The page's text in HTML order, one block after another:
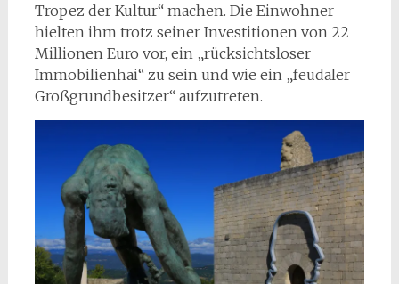
Tropez der Kultur“ machen. Die Einwohner
hielten ihm trotz seiner Investitionen von 22
Millionen Euro vor, ein „rücksichtsloser
Immobilienhai“ zu sein und wie ein „feudaler
Großgrundbesitzer“ aufzutreten.